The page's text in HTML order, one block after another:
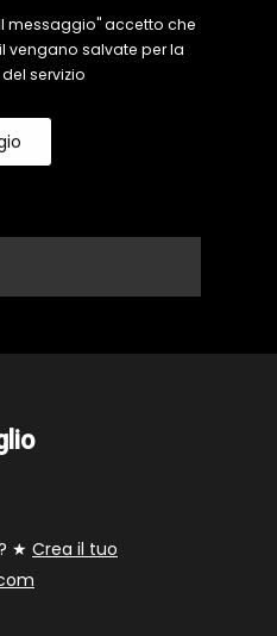
messaggio" accetto che
vengano salvate per la
servizio
★ Crea il tuo